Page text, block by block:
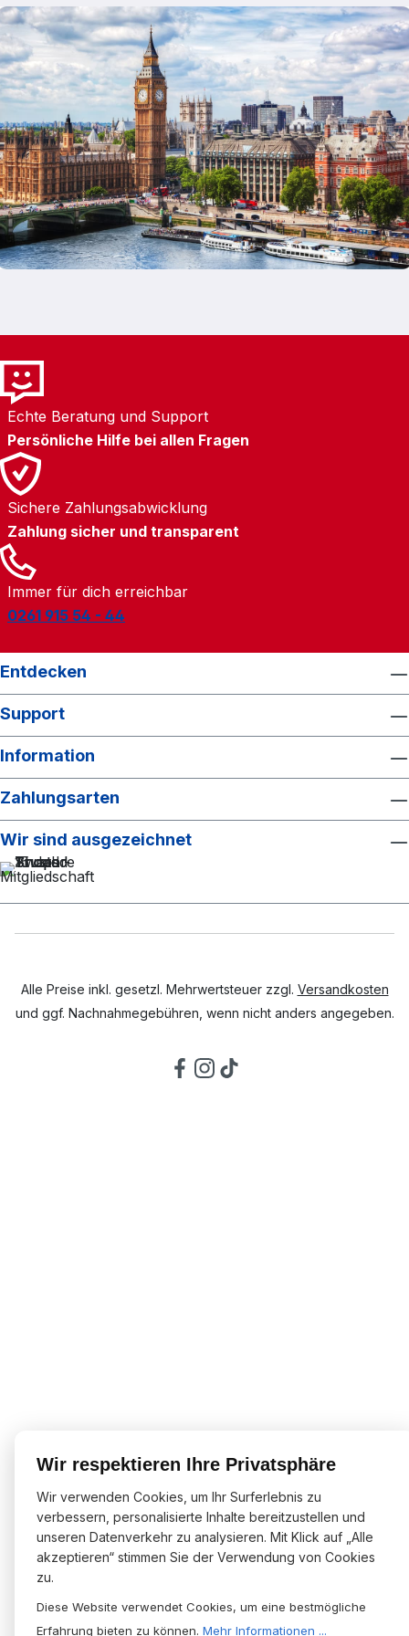
London Eye über Madame Tussauds bis zum
Tower of London. So gestaltest du dein
persönliches London-Programm ganz
individuell. Mit der enthaltenen Tastecard
profitierst du zusätzlich von attraktiven
Rabatten in Restaurants, Cafés und
Freizeitangeboten – ein echter Mehrwert
während deines Aufenthalts. Produktvorteile /
Kombinationen Perfekt kombinierbar mit: Oyster
Card oder Travelcard Abendliche Themse-
Rundfahrt Besuch von South Bank &
Westminster Tagesplanung nach Stadtteilen
Individuelle Auswahl der Sehenswürdigkeiten
Echte Beratung und Support
Persönliche Hilfe bei allen Fragen
Sichere Zahlungsabwicklung
Zahlung sicher und transparent
Immer für dich erreichbar
0261 915 54 - 44
Entdecken
Support
Information
Zahlungsarten
Wir sind ausgezeichnet
Alle Preise inkl. gesetzl. Mehrwertsteuer zzgl. Versandkosten
und ggf. Nachnahmegebühren, wenn nicht anders angegeben.
Wir respektieren Ihre Privatsphäre
Wir verwenden Cookies, um Ihr Surferlebnis zu
verbessern, personalisierte Inhalte bereitzustellen und
unseren Datenverkehr zu analysieren. Mit Klick auf „Alle
akzeptieren“ stimmen Sie der Verwendung von Cookies
zu.
Diese Website verwendet Cookies, um eine bestmögliche
Erfahrung bieten zu können. Mehr Informationen ...